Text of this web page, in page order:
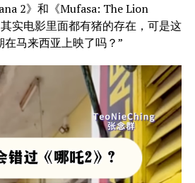
2》和《Mufasa: The Lion
实电影里面都有猪的存在，可是这
马来西亚上映了吗？”